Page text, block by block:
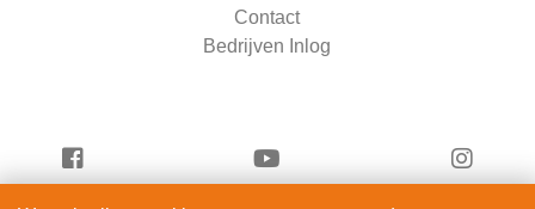
Contact
Bedrijven Inlog